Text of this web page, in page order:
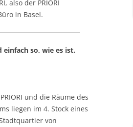
also der PRIORI
in Basel.
so, wie es ist.
und die Räume des
liegen im 4. Stock eines
von